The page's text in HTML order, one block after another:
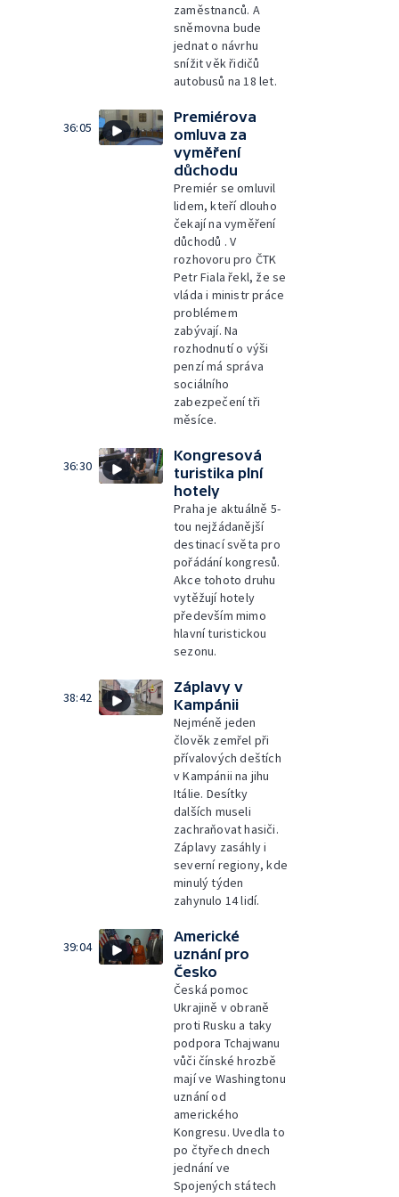
zaměstnanců. A
sněmovna bude
jednat o návrhu
snížit věk řidičů
autobusů na 18 let.
36:05
Premiérova
omluva za
vyměření
důchodu
Premiér se omluvil
lidem, kteří dlouho
čekají na vyměření
důchodů . V
rozhovoru pro ČTK
Petr Fiala řekl, že se
vláda i ministr práce
problémem
zabývají. Na
rozhodnutí o výši
penzí má správa
sociálního
zabezpečení tři
měsíce.
36:30
Kongresová
turistika plní
hotely
Praha je aktuálně 5-
tou nejžádanější
destinací světa pro
pořádání kongresů.
Akce tohoto druhu
vytěžují hotely
především mimo
hlavní turistickou
sezonu.
38:42
Záplavy v
Kampánii
Nejméně jeden
člověk zemřel při
přívalových deštích
v Kampánii na jihu
Itálie. Desítky
dalších museli
zachraňovat hasiči.
Záplavy zasáhly i
severní regiony, kde
minulý týden
zahynulo 14 lidí.
39:04
Americké
uznání pro
Česko
Česká pomoc
Ukrajině v obraně
proti Rusku a taky
podpora Tchajwanu
vůči čínské hrozbě
mají ve Washingtonu
uznání od
amerického
Kongresu. Uvedla to
po čtyřech dnech
jednání ve
Spojených státech